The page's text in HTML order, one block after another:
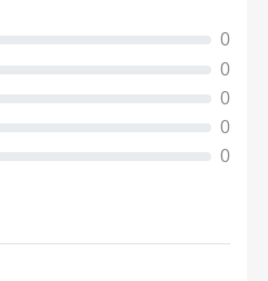
0
0
0
0
0